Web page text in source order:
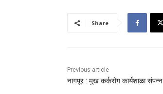
Share
Previous article
नागपूर : मुख कर्करोग कार्यशाळा संपन्न